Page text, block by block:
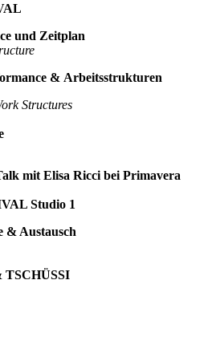
und Zeitplan
e
& Arbeitsstrukturen
Structures
mit Elisa Ricci bei Primavera
Studio 1
& Austausch
TSCHÜSSI